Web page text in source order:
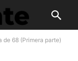
de 68 (Primera parte)